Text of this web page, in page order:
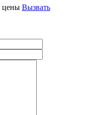
цены Вызвать